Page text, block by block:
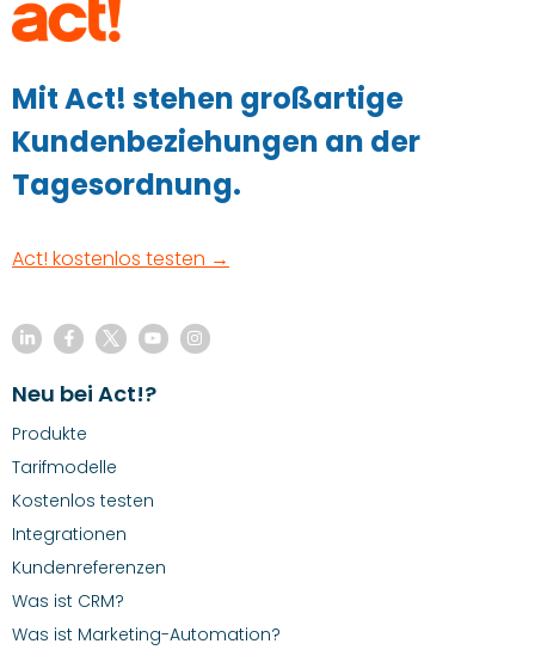
Mit Act! stehen großartige
Kundenbeziehungen an der
Tagesordnung.
Act! kostenlos testen →
Neu bei Act!?
Produkte
Tarifmodelle
Kostenlos testen
Integrationen
Kundenreferenzen
Was ist CRM?
Was ist Marketing-Automation?